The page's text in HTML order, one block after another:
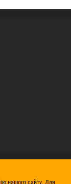
нашого сайту. Для